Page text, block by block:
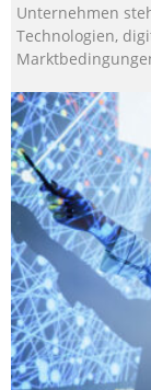
Unternehmen
Technologien,